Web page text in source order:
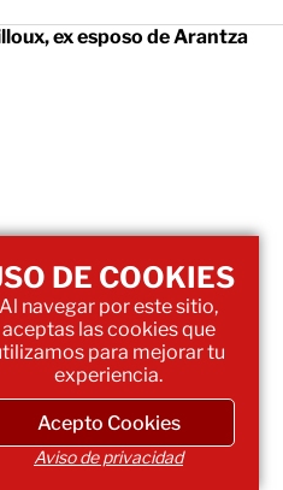
ex esposo de Arantza
DE COOKIES
Al navegar por este sitio,
aceptas las cookies que
para mejorar tu
experiencia.
Acepto Cookies
Aviso de privacidad